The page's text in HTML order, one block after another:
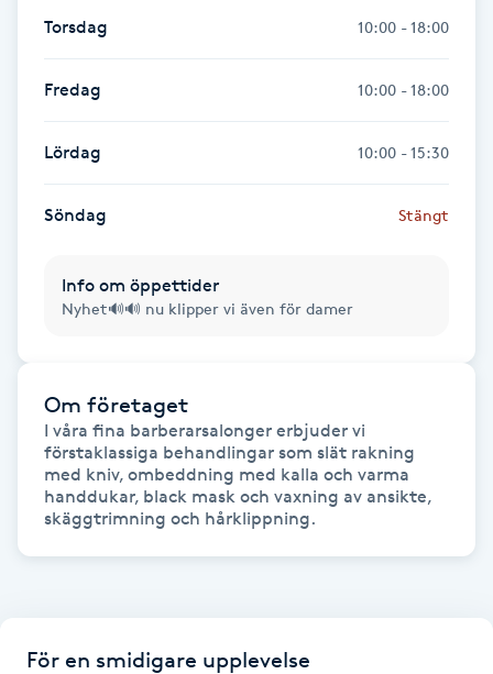
Hatha Yoga
Headspa
Herrklippning
HIFU
Hollywood Peel
Hot yoga
Torsdag 10:00 - 18:00
Fredag 10:00 - 18:00
Lördag 10:00 - 15:30
Söndag Stängt
Info om öppettider
Nyhet🔊🔊 nu klipper vi även för damer
Om företaget
I våra fina barberarsalonger erbjuder vi
förstaklassiga behandlingar som slät rakning
med kniv, ombeddning med kalla och varma
handdukar, black mask och vaxning av ansikte,
skäggtrimning och hårklippning.
För en smidigare upplevelse